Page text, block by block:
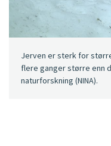
Jerven er sterk for
flere ganger større enn
naturforskning (NINA).